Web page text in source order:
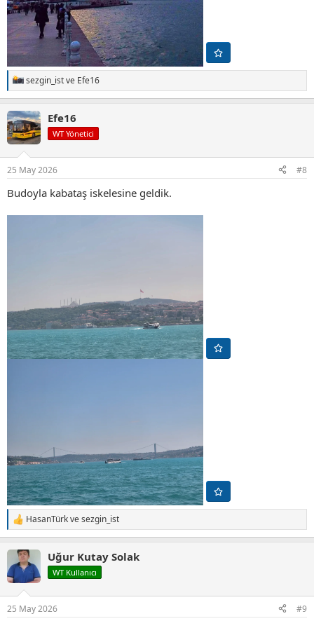
T
e
k
i
l
:
sezgin_istve Efe16
Efe16
WT Yönetici
25 May 2026 #8
Budoyla kabataş iskelesine geldik.
T
e
i
l
:
HasanTürkvesezgin_ist
Uğur Kutay Solak
WT Kullanıcı
25 May 2026 #9